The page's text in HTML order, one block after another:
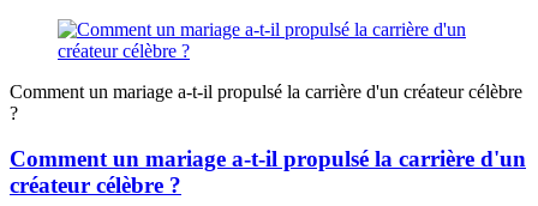
Comment un mariage a-t-il propulsé la carrière d'un créateur célèbre
?
Comment un mariage a-t-il propulsé la carrière d'un
créateur célèbre ?